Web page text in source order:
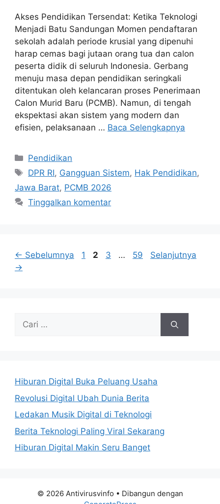
Akses Pendidikan Tersendat: Ketika Teknologi
Menjadi Batu Sandungan Momen pendaftaran
sekolah adalah periode krusial yang dipenuhi
harap cemas bagi jutaan orang tua dan calon
peserta didik di seluruh Indonesia. Gerbang
menuju masa depan pendidikan seringkali
ditentukan oleh kelancaran proses Penerimaan
Calon Murid Baru (PCMB). Namun, di tengah
ekspektasi akan sistem yang modern dan
efisien, pelaksanaan … Baca Selengkapnya
Kategori
Pendidikan
Tag
DPR RI, Gangguan Sistem, Hak Pendidikan,
Jawa Barat, PCMB 2026
Tinggalkan komentar
← Sebelumnya Halaman
1 Halaman
2 Halaman
3 … Halaman
59
Selanjutnya
→
Cari
Hiburan Digital Buka Peluang Usaha
Revolusi Digital Ubah Dunia Berita
Ledakan Musik Digital di Teknologi
Berita Teknologi Paling Viral Sekarang
Hiburan Digital Makin Seru Banget
© 2026 Antivirusvinfo • Dibangun dengan